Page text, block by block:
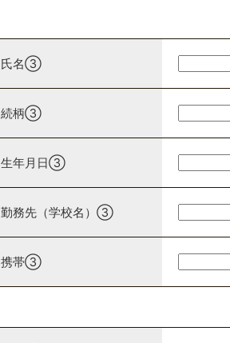
氏名③
続柄③
生年月日③
勤務先（学校名）③
携帯③